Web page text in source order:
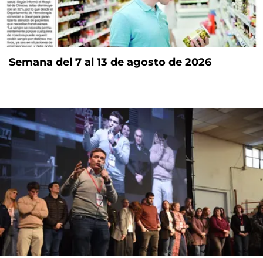
Semana del 7 al 13 de agosto de 2026